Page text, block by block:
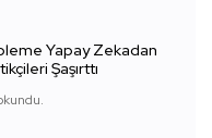
Yapay Zekadan
Şaşırttı